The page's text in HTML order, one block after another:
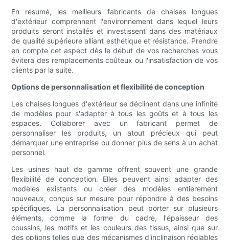
En résumé, les meilleurs fabricants de chaises longues
d'extérieur comprennent l'environnement dans lequel leurs
produits seront installés et investissent dans des matériaux
de qualité supérieure alliant esthétique et résistance. Prendre
en compte cet aspect dès le début de vos recherches vous
évitera des remplacements coûteux ou l'insatisfaction de vos
clients par la suite.
Options de personnalisation et flexibilité de conception
Les chaises longues d'extérieur se déclinent dans une infinité
de modèles pour s'adapter à tous les goûts et à tous les
espaces. Collaborer avec un fabricant permet de
personnaliser les produits, un atout précieux qui peut
démarquer une entreprise ou donner plus de sens à un achat
personnel.
Les usines haut de gamme offrent souvent une grande
flexibilité de conception. Elles peuvent ainsi adapter des
modèles existants ou créer des modèles entièrement
nouveaux, conçus sur mesure pour répondre à des besoins
spécifiques. La personnalisation peut porter sur plusieurs
éléments, comme la forme du cadre, l'épaisseur des
coussins, les motifs et les couleurs des tissus, ainsi que sur
des options telles que des mécanismes d'inclinaison réglables